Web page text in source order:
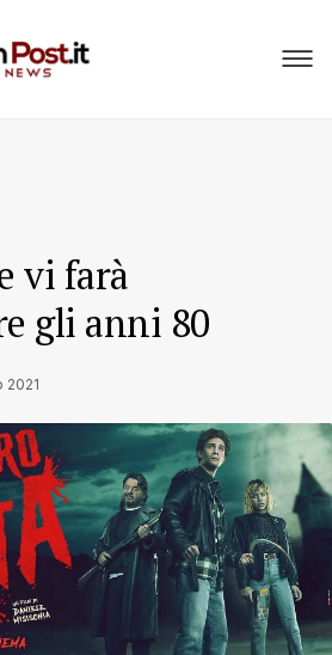
vi farà
gli anni 80
2021